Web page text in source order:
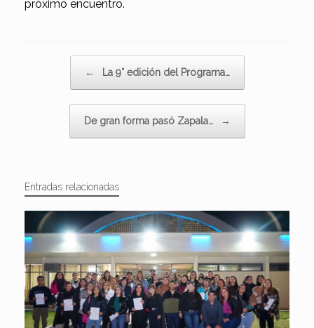
próximo encuentro.
← La 9° edición del Programa…
De gran forma pasó Zapala… →
Entradas relacionadas